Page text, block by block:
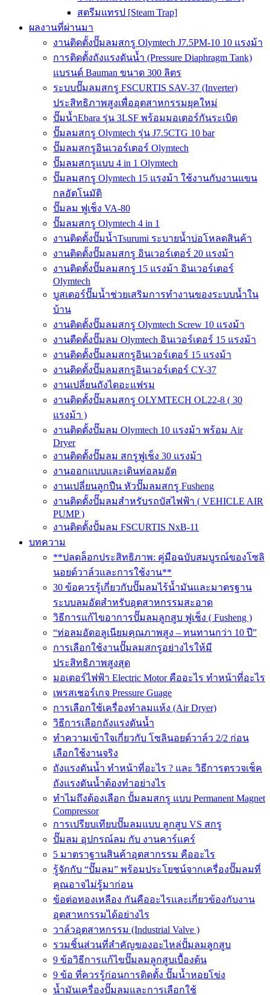
สตรีมแทรป [Steam Trap]
ผลงานที่ผ่านมา
งานติดตั้งปั๊มลมสกรู Olymtech J7.5PM-10 10 แรงม้า
การติดตั้งถังแรงดันน้ำ (Pressure Diaphragm Tank)
แบรนด์ Bauman ขนาด 300 ลิตร
ระบบปั๊มลมสกรู FSCURTIS SAV-37 (Inverter)
ประสิทธิภาพสูงเพื่ออุตสาหกรรมยุคใหม่
ปั๊มน้ำEbara รุ่น 3LSF พร้อมมอเตอร์กันระเบิด
ปั๊มลมสกรู Olymtech รุ่น J7.5CTG 10 bar
ปั๊มลมสกรูอินเวอร์เตอร์ Olymtech
ปั๊มลมสกรูแบบ 4 in 1 Olymtech
ปั๊มลมสกรู Olymtech 15 แรงม้า ใช้งานกับงานแขน
กลอัตโนมัติ
ปั๊มลม ฟูเช็ง VA-80
ปั๊มลมสกรู Olymtech 4 in 1
งานติดตั้งปั๊มน้ำTsurumi ระบายน้ำบ่อโหลดสินค้า
งานติดตั้งปั๊มลมสกรู อินเวอร์เตอร์ 20 แรงม้า
งานติดตั้งปั๊มลมสกรู 15 แรงม้า อินเวอร์เตอร์
Olymtech
บูสเตอร์ปั๊มน้ำช่วยเสริมการทำงานของระบบน้ำใน
บ้าน
งานติดตั้งปั๊มลมสกรู Olymtech Screw 10 แรงม้า
งานตืดตั้งปั๊มลม Olymtech อินเวอร์เตอร์ 15 แรงม้า
งานติดตั้งปั๊มลมสกรูอินเวอร์เตอร์ 15 แรงม้า
งานติดตั้งปั๊มลมสกรูอินเวอร์เตอร์ CY-37
งานเปลี่ยนถังไดอะแฟรม
งานติดตั้งปั๊มลมสกรู OLYMTECH OL22-8 ( 30
แรงม้า )
งานติดตั้งปั๊มลม Olymtech 10 แรงม้า พร้อม Air
Dryer
งานติดตั้งปั๊มลม สกรูฟูเช็ง 30 แรงม้า
งานออกแบบและเดินท่อลมอัด
งานเปลี่ยนลูกปืน หัวปั๊มลมสกรู Fusheng
งานติดตั้งปั๊มลมสำหรับรถบัสไฟฟ้า ( VEHICLE AIR
PUMP )
งานติดตั้งปั้มลม FSCURTIS NxB-11
บทความ
**ปลดล็อกประสิทธิภาพ: คู่มือฉบับสมบูรณ์ของโซลิ
นอยด์วาล์วและการใช้งาน**
30 ข้อควรรู้เกี่ยวกับปั๊มลมไร้น้ำมันและมาตรฐาน
ระบบลมอัดสำหรับอุตสาหกรรมสะอาด
วิธีการแก้ไขอาการปั๊มลมลูกสูบ ฟูเช็ง ( Fusheng )
“ท่อลมอัดอลูเนียมคุณภาพสูง – ทนทานกว่า 10 ปี”
การเลือกใช้งานปั๊มลมสกรูอย่างไรให้มี
ประสิทธิภาพสูงสุด
มอเตอร์ไฟฟ้า Electric Motor คืออะไร ทำหน้าที่อะไร
เพรสเชอร์เกจ Pressure Guage
การเลือกใช้เครื่องทำลมแห้ง (Air Dryer)
วิธีการเลือกถังแรงดันน้ำ
ทำความเข้าใจเกี่ยวกับ โซลินอยด์วาล์ว 2/2 ก่อน
เลือกใช้งานจริง
ถังแรงดันน้ำ ทำหน้าที่อะไร ? และ วิธีการตรวจเช็ค
ถังแรงดันน้ำต้องทำอย่างไร
ทำไมถึงต้องเลือก ปั้มลมสกรู แบบ Permanent Magnet
Compressor
การเปรียบเทียบปั๊มลมแบบ ลูกสูบ VS สกรู
ปั๊มลม อุปกรณ์ลม กับ งานคาร์แคร์
5 มาตราฐานสินค้าอุตสากรรม คืออะไร
รู้จักกับ “ปั๊มลม” พร้อมประโยชน์จากเครื่องปั๊มลมที่
คุณอาจไม่รู้มาก่อน
ข้อต่อทองเหลือง กันคืออะไรและเกี่ยวข้องกับงาน
อุตสาหกรรมได้อย่างไร
วาล์วอุตสาหกรรม (Industrial Valve )
รวมชิ้นส่วนที่สำคัญของอะไหล่ปั้มลมลูกสูบ
9 ข้อวิธีการแก้ไขปั๊มลมลูกสูบเบื้องต้น
9 ข้อ ที่ควรรู้ก่อนการติดตั้ง ปั๊มน้ำหอยโข่ง
น้ำมันเครื่องปั๊มลมและการเลือกใช้